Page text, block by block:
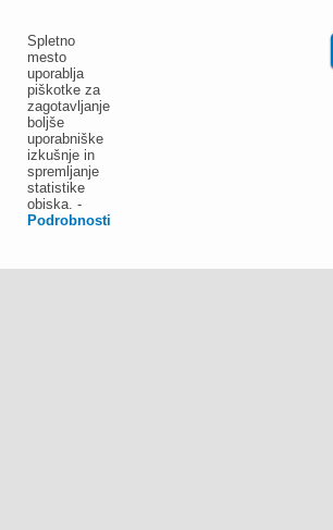
Spletno
mesto
uporablja
piškotke za
zagotavljanje
boljše
uporabniške
izkušnje in
spremljanje
statistike
obiska. -
Podrobnosti